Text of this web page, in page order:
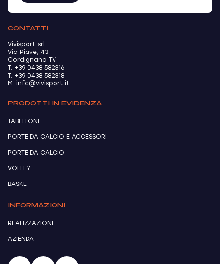
CONTATTI
Vivisport srl
Via Piave, 43
Cordignano TV
T. +39 0438 582316
T. +39 0438 582318
M. info@vivisport.it
PRODOTTI IN EVIDENZA
TABELLONI
PORTE DA CALCIO E ACCESSORI
PORTE DA CALCIO
VOLLEY
BASKET
INFORMAZIONI
REALIZZAZIONI
AZIENDA